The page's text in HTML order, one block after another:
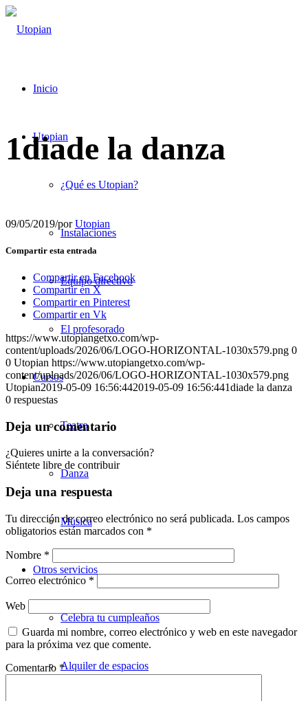
Inicio
Utopian
¿Qué es Utopian?
Instalaciones
Equipo directivo
El profesorado
Cursos
Teatro
Danza
Música
Otros servicios
Celebra tu cumpleaños
Alquiler de espacios
1diade la danza
09/05/2019/porUtopian
Compartir esta entrada
Compartir en Facebook
Compartir en X
Compartir en Pinterest
Compartir en Vk
https://www.utopiangetxo.com/wp-
content/uploads/2026/06/LOGO-HORIZONTAL-1030x579.png 0
0 Utopian https://www.utopiangetxo.com/wp-
content/uploads/2026/06/LOGO-HORIZONTAL-1030x579.png
Utopian2019-05-09 16:56:442019-05-09 16:56:441diade la danza
0 respuestas
Deja un comentario
¿Quieres unirte a la conversación?
Siéntete libre de contribuir
Deja una respuesta
Tu dirección de correo electrónico no será publicada. Los campos
obligatorios están marcados con *
Nombre *
Correo electrónico *
Web
Guarda mi nombre, correo electrónico y web en este navegador
para la próxima vez que comente.
Comentario *